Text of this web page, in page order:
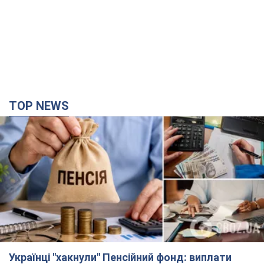
TOP NEWS
Українці "хакнули" Пенсійний фонд: виплати